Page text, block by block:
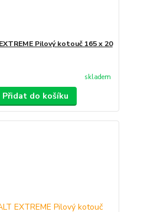
Pilový kotouč 165 x 20
skladem
Přidat do košíku